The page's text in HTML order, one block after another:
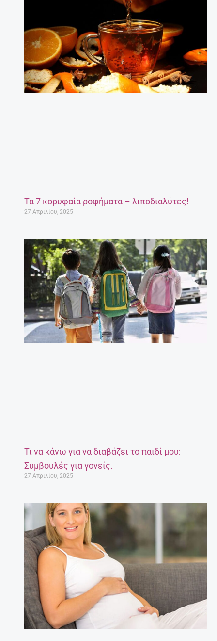
Τα 7 κορυφαία ροφήματα – λιποδιαλύτες!
27 Απριλίου, 2025
Τι να κάνω για να διαβάζει το παιδί μου;
Συμβουλές για γονείς.
27 Απριλίου, 2025